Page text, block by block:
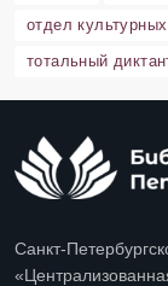
отдел
тотальный
Санкт-